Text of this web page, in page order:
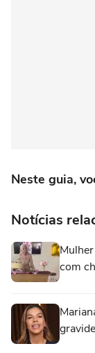
Neste guia,
Notícias
com